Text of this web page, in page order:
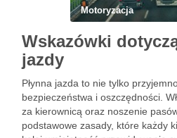
Motoryzacja
Wskazówki
jazdy
Płynna jazda to nie tylko
bezpieczeństwa i oszczędności.
za kierownicą oraz noszenie
podstawowe zasady, które każdy